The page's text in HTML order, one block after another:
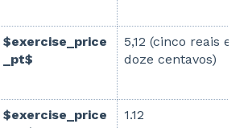
$exercise_price
_pt$
5,12 (cinco reais e
doze centavos)
$exercise_price
1.12